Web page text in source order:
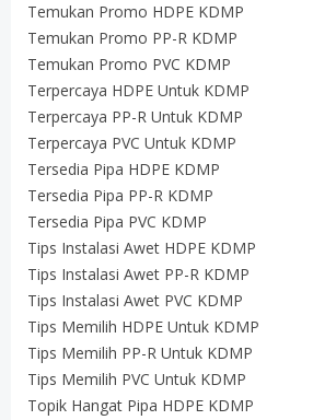
Temukan Promo HDPE KDMP
Temukan Promo PP-R KDMP
Temukan Promo PVC KDMP
Terpercaya HDPE Untuk KDMP
Terpercaya PP-R Untuk KDMP
Terpercaya PVC Untuk KDMP
Tersedia Pipa HDPE KDMP
Tersedia Pipa PP-R KDMP
Tersedia Pipa PVC KDMP
Tips Instalasi Awet HDPE KDMP
Tips Instalasi Awet PP-R KDMP
Tips Instalasi Awet PVC KDMP
Tips Memilih HDPE Untuk KDMP
Tips Memilih PP-R Untuk KDMP
Tips Memilih PVC Untuk KDMP
Topik Hangat Pipa HDPE KDMP